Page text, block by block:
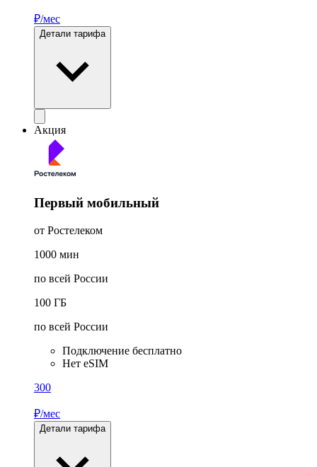
₽/мес
Детали тарифа
Акция
Первый мобильный
от Ростелеком
1000 мин
по всей России
100 ГБ
по всей России
Подключение бесплатно
Нет eSIM
300
₽/мес
Детали тарифа